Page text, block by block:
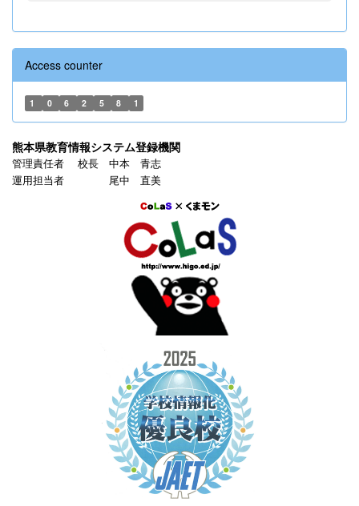
Access counter
1 0 6 2 5 8 1
熊本県教育情報システム登録機関
管理責任者 校長 中本 青志
運用担当者 尾中 直美